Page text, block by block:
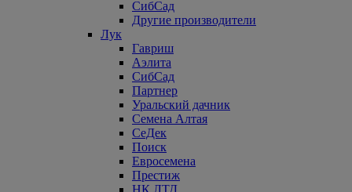
СибСад
Другие производители
Лук
Гавриш
Аэлита
СибСад
Партнер
Уральский дачник
Семена Алтая
СеДек
Поиск
Евросемена
Престиж
НК ЛТД